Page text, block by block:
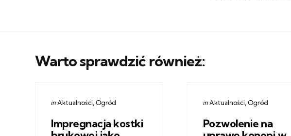
Warto sprawdzić również:
Categories
Posted
inAktualności Ogród
Impregnacja kostki
Categories
Posted
in Aktualności Ogród
Pozwolenie na